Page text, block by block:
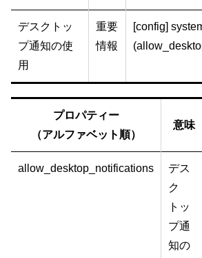
デスクトッ
プ通知の使
用
重要
情報
[config]
プロパティー
（アルファベット順）
意味
allow_desktop_notifications
デス
ク
トッ
プ通
知の